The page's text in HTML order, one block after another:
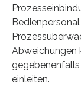
Abweichungen
einleiten.